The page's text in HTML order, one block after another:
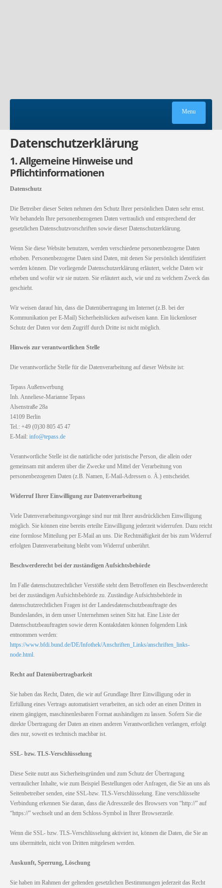
Menu
HOME
PLAKATWERBUNG
TRANSPORTMEDIEN
HINWEISWERBUNG
ANGEBOT ANFORDERN
KONTAKT
Datenschutzerklärung
1. Allgemeine Hinweise und
Pflichtinformationen
Datenschutz
Die Betreiber dieser Seiten nehmen den Schutz Ihrer persönlichen Daten sehr ernst.
Wir behandeln Ihre personenbezogenen Daten vertraulich und entsprechend der
gesetzlichen Datenschutzvorschriften sowie dieser Datenschutzerklärung.
Wenn Sie diese Website benutzen, werden verschiedene personenbezogene Daten
erhoben. Personenbezogene Daten sind Daten, mit denen Sie persönlich identifiziert
werden können. Die vorliegende Datenschutzerklärung erläutert, welche Daten wir
erheben und wofür wir sie nutzen. Sie erläutert auch, wie und zu welchem Zweck das
geschieht.
Wir weisen darauf hin, dass die Datenübertragung im Internet (z.B. bei der
Kommunikation per E-Mail) Sicherheitslücken aufweisen kann. Ein lückenloser
Schutz der Daten vor dem Zugriff durch Dritte ist nicht möglich.
Hinweis zur verantwortlichen Stelle
Die verantwortliche Stelle für die Datenverarbeitung auf dieser Website ist:
Tepass Außenwerbung
Inh. Anneliese-Marianne Tepass
Alsenstraße 28a
14109 Berlin
Tel.: +49 (0)30 805 45 47
E-Mail: info@tepass.de
Verantwortliche Stelle ist die natürliche oder juristische Person, die allein oder
gemeinsam mit anderen über die Zwecke und Mittel der Verarbeitung von
personenbezogenen Daten (z.B. Namen, E-Mail-Adressen o. Ä.) entscheidet.
Widerruf Ihrer Einwilligung zur Datenverarbeitung
Viele Datenverarbeitungsvorgänge sind nur mit Ihrer ausdrücklichen Einwilligung
möglich. Sie können eine bereits erteilte Einwilligung jederzeit widerrufen. Dazu reicht
eine formlose Mitteilung per E-Mail an uns. Die Rechtmäßigkeit der bis zum Widerruf
erfolgten Datenverarbeitung bleibt vom Widerruf unberührt.
Beschwerderecht bei der zuständigen Aufsichtsbehörde
Im Falle datenschutzrechtlicher Verstöße steht dem Betroffenen ein Beschwerderecht
bei der zuständigen Aufsichtsbehörde zu. Zuständige Aufsichtsbehörde in
datenschutzrechtlichen Fragen ist der Landesdatenschutzbeauftragte des
Bundeslandes, in dem unser Unternehmen seinen Sitz hat. Eine Liste der
Datenschutzbeauftragten sowie deren Kontaktdaten können folgendem Link
entnommen werden:
https://www.bfdi.bund.de/DE/Infothek/Anschriften_Links/anschriften_links-
node.html.
Recht auf Datenübertragbarkeit
Sie haben das Recht, Daten, die wir auf Grundlage Ihrer Einwilligung oder in
Erfüllung eines Vertrags automatisiert verarbeiten, an sich oder an einen Dritten in
einem gängigen, maschinenlesbaren Format aushändigen zu lassen. Sofern Sie die
direkte Übertragung der Daten an einen anderen Verantwortlichen verlangen, erfolgt
dies nur, soweit es technisch machbar ist.
SSL- bzw. TLS-Verschlüsselung
Diese Seite nutzt aus Sicherheitsgründen und zum Schutz der Übertragung
vertraulicher Inhalte, wie zum Beispiel Bestellungen oder Anfragen, die Sie an uns als
Seitenbetreiber senden, eine SSL-bzw. TLS-Verschlüsselung. Eine verschlüsselte
Verbindung erkennen Sie daran, dass die Adresszeile des Browsers von “http://” auf
“https://” wechselt und an dem Schloss-Symbol in Ihrer Browserzeile.
Wenn die SSL- bzw. TLS-Verschlüsselung aktiviert ist, können die Daten, die Sie an
uns übermitteln, nicht von Dritten mitgelesen werden.
Auskunft, Sperrung, Löschung
Sie haben im Rahmen der geltenden gesetzlichen Bestimmungen jederzeit das Recht